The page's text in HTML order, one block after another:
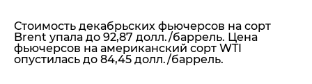
Стоимость декабрьских фьючерсов на сорт
Brent упала до 92,87 долл./баррель. Цена
фьючерсов на американский сорт WTI
опустилась до 84,45 долл./баррель.